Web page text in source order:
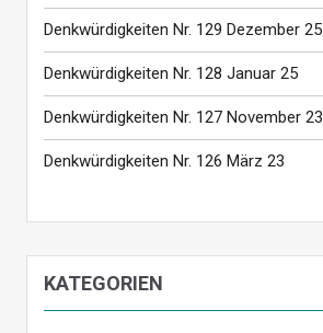
Denkwürdigkeiten Nr. 129 Dezember 25
Denkwürdigkeiten Nr. 128 Januar 25
Denkwürdigkeiten Nr. 127 November 23
Denkwürdigkeiten Nr. 126 März 23
KATEGORIEN